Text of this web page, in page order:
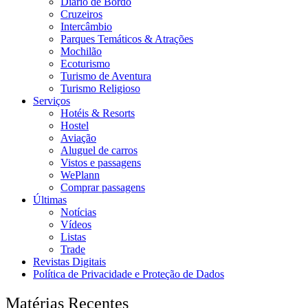
Cruzeiros
Intercâmbio
Parques Temáticos & Atrações
Mochilão
Ecoturismo
Turismo de Aventura
Turismo Religioso
Serviços
Hotéis & Resorts
Hostel
Aviação
Aluguel de carros
Vistos e passagens
WePlann
Comprar passagens
Últimas
Notícias
Vídeos
Listas
Trade
Revistas Digitais
Política de Privacidade e Proteção de Dados
Matérias Recentes